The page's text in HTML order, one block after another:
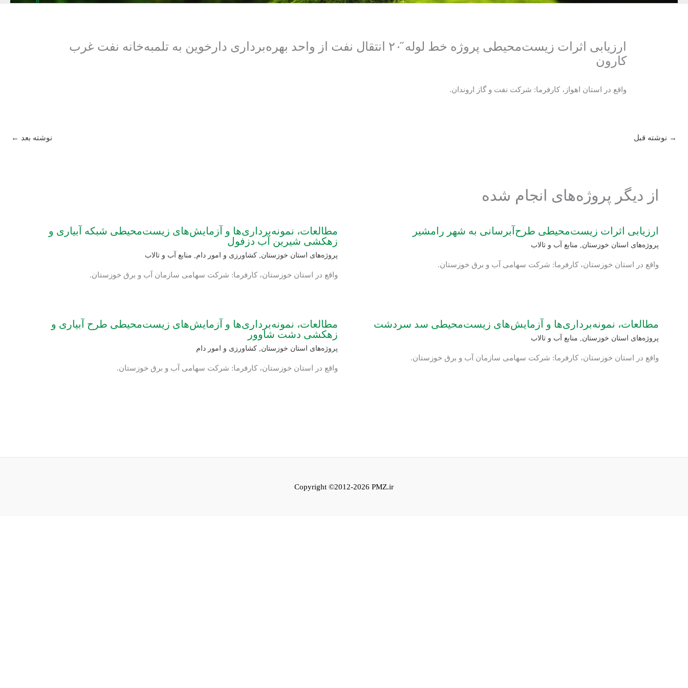
ارزیابی اثرات زیست‌محیطی پروژه خط لوله ̋۲۰ انتقال نفت از واحد بهره‌برداری دارخوین به تلمبه‌خانه نفت غرب
کارون
واقع در استان اهواز، کارفرما: شرکت نفت و گاز اروندان.
→ نوشته قبل نوشته بعد ←
از دیگر پروژه‌های انجام شده
ارزیابی اثرات زیست‌محیطی طرح‌آبرسانی به شهر رامشیر
پروژه‌های استان خوزستان, منابع آب و تالاب
واقع در استان خوزستان، کارفرما: شرکت سهامی آب و برق خوزستان.
مطالعات، نمونه‌برداری‌ها و آزمایش‌های زیست‌محیطی شبکه آبیاری و
زهکشی شیرین آب دزفول
پروژه‌های استان خوزستان,کشاورزی و امور دام, منابع آب و تالاب
واقع در استان خوزستان، کارفرما: شرکت سهامی سازمان آب و برق خوزستان.
مطالعات، نمونه‌برداری‌ها و آزمایش‌های زیست‌محیطی سد سردشت
پروژه‌های استان خوزستان, منابع آب و تالاب
واقع در استان خوزستان، کارفرما: شرکت سهامی سازمان آب و برق خوزستان.
مطالعات، نمونه‌برداری‌ها و آزمایش‌های زیست‌محیطی طرح آبیاری و
زهکشی دشت شاوور
پروژه‌های استان خوزستان,کشاورزی و امور دام
واقع در استان خوزستان، کارفرما: شرکت سهامی آب و برق خوزستان.
Copyright ©2012-2026 PMZ.ir